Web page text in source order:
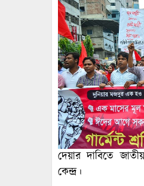
দেয়ার দাবিতে
কেন্দ্র।